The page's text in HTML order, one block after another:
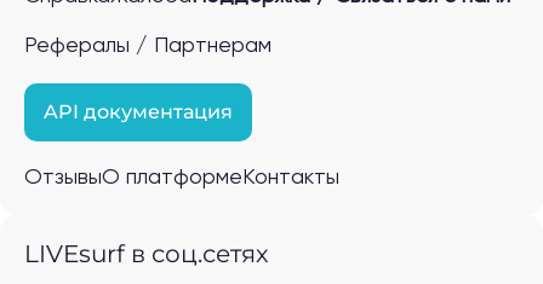
Рефералы / Партнерам
API документация
ОтзывыО платформе Контакты
LIVEsurf в соц.сетях